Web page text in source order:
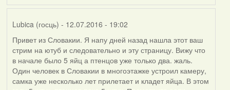
Lubica (госць) - 12.07.2016 - 19:02
Привет из Словакии. Я напу дней назад нашла этот ваш
стрим на ютуб и следовательно и эту страницу. Вижу что
в начале было 5 яйц а птенцов уже только два. жаль.
Один человек в Словакии в многоэтажке устроил камеру,
самка уже несколько лет прилетает и кладет яйца. В этом